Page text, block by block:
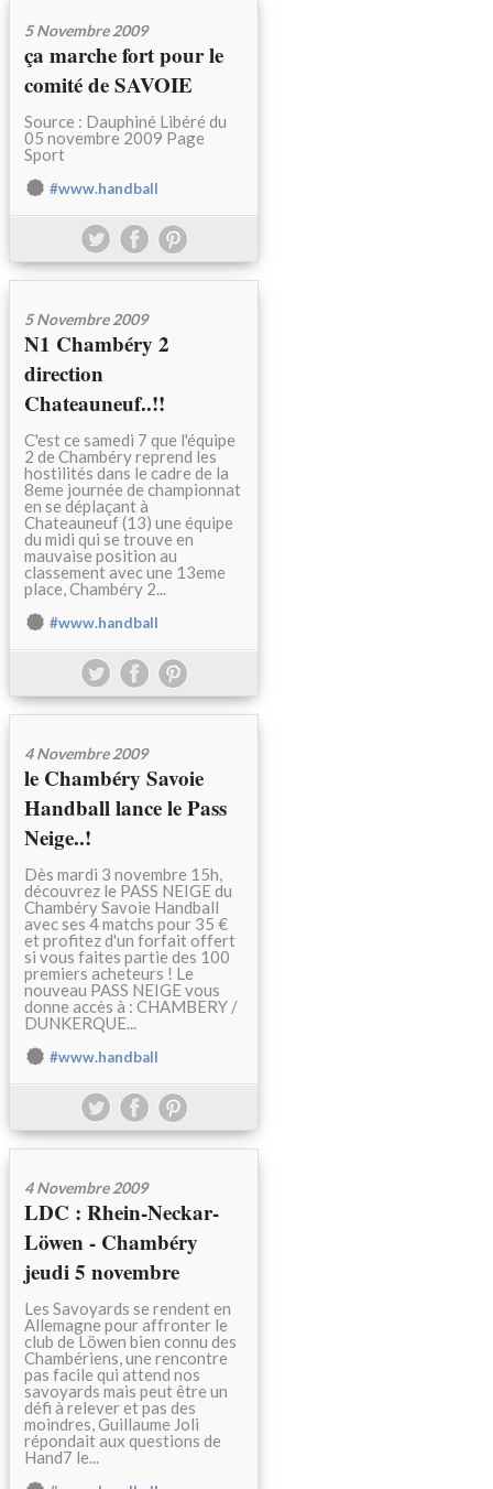
5 Novembre 2009
ça marche fort pour le
comité de SAVOIE
Source : Dauphiné Libéré du
05 novembre 2009 Page
Sport
#www.handball
5 Novembre 2009
N1 Chambéry 2
direction
Chateauneuf..!!
C'est ce samedi 7 que l'équipe
2 de Chambéry reprend les
hostilités dans le cadre de la
8eme journée de championnat
en se déplaçant à
Chateauneuf (13) une équipe
du midi qui se trouve en
mauvaise position au
classement avec une 13eme
place, Chambéry 2...
#www.handball
4 Novembre 2009
le Chambéry Savoie
Handball lance le Pass
Neige..!
Dès mardi 3 novembre 15h,
découvrez le PASS NEIGE du
Chambéry Savoie Handball
avec ses 4 matchs pour 35 €
et profitez d'un forfait offert
si vous faites partie des 100
premiers acheteurs ! Le
nouveau PASS NEIGE vous
donne accès à : CHAMBERY /
DUNKERQUE...
#www.handball
4 Novembre 2009
LDC : Rhein-Neckar-
Löwen - Chambéry
jeudi 5 novembre
Les Savoyards se rendent en
Allemagne pour affronter le
club de Löwen bien connu des
Chambériens, une rencontre
pas facile qui attend nos
savoyards mais peut être un
défi à relever et pas des
moindres, Guillaume Joli
répondait aux questions de
Hand7 le...